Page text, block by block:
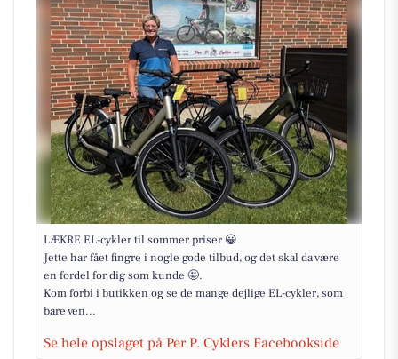
LÆKRE EL-cykler til sommer priser 😀
Jette har fået fingre i nogle gode tilbud, og det skal da være
en fordel for dig som kunde 🤩.
Kom forbi i butikken og se de mange dejlige EL-cykler, som
bare ven...
Se hele opslaget på Per P. Cyklers Facebookside